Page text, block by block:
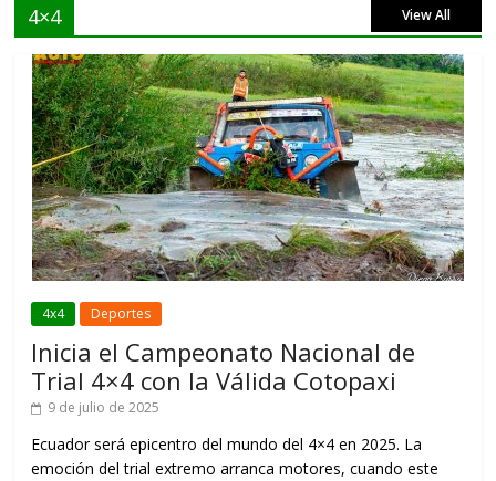
4×4 View All
4x4 Deportes
Inicia el Campeonato Nacional de
Trial 4×4 con la Válida Cotopaxi
9 de julio de 2025
Ecuador será epicentro del mundo del 4×4 en 2025. La
emoción del trial extremo arranca motores, cuando este